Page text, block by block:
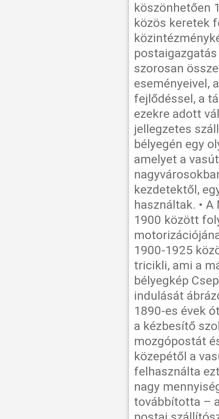
köszönhetően
közös keretek
szorosan
eseményeivel,
fejlődéssel, a
ezekre adott
jellegzetes
bélyegén egy
amelyet a
kezdetektől,
használtak. •
1900 között
1900-1925
tricikli, ami a
bélyegkép
indulását
1890-es évek
a kézbesítő
mozgópostát
közepétől a
felhasználta
nagy
továbbította –